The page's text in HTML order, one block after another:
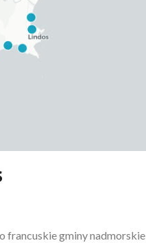
francuskie gminy nadmorskie